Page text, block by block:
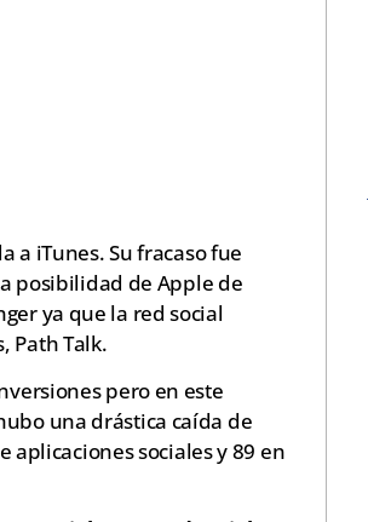
a iTunes. Su fracaso fue
posibilidad de Apple de
ya que la red social
Path Talk.
pero en este
una drástica caída de
aplicaciones sociales y 89 en